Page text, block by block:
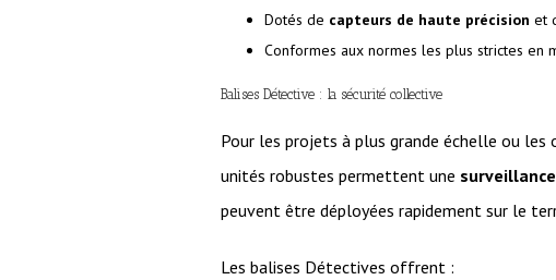
Dotés de capteurs de haute précision et
Conformes aux normes les plus strictes
Balises Détective : la sécurité collective
Pour les projets à plus grande échelle ou
unités robustes permettent une
peuvent être déployées rapidement sur le
Les balises Détectives offrent :